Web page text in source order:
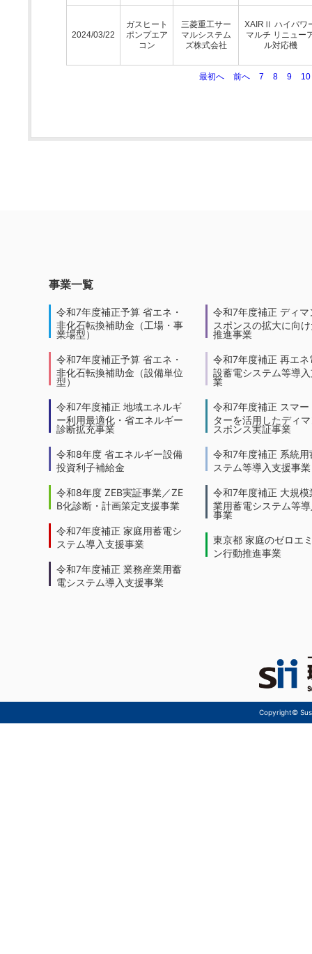
2024/03/22
ガスヒート
ポンプエア
コン
三菱重工サー
マルシステム
ズ株式会社
XAIRⅡ ハイパワ
マルチ リニュー
ル対応機
最初へ 前へ 7 8 9 10
事業一覧
令和7年度補正予算 省エネ・
非化石転換補助金（工場・事
業場型）
令和7年度補正予算 省エネ・
非化石転換補助金（設備単位
型）
令和7年度補正 地域エネルギ
ー利用最適化・省エネルギー
診断拡充事業
令和8年度 省エネルギー設備
投資利子補給金
令和8年度 ZEB実証事業／ZE
B化診断・計画策定支援事業
令和7年度補正 家庭用蓄電シ
ステム導入支援事業
令和7年度補正 業務産業用蓄
電システム導入支援事業
令和7年度補正 ディマ
スポンスの拡大に向
推進事業
令和7年度補正 再エネ
設蓄電システム等導
業
令和7年度補正 スマー
ターを活用したディ
スポンス実証事業
令和7年度補正 系統用
ステム等導入支援事業
令和7年度補正 大規模
業用蓄電システム等
事業
東京都 家庭のゼロエ
ン行動推進事業
Copyright©